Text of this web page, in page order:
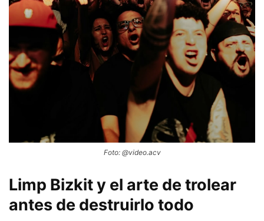
Foto: @video.acv
Limp Bizkit y el arte de trolear
antes de destruirlo todo